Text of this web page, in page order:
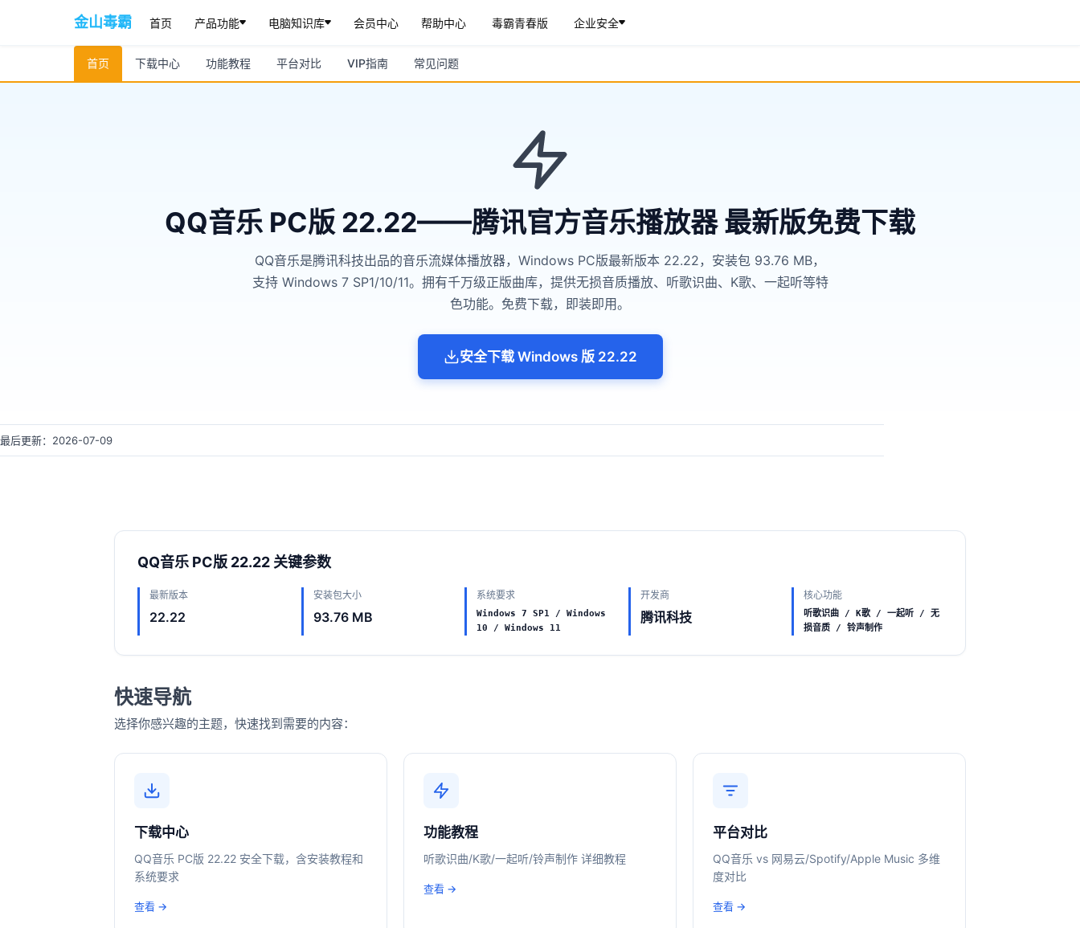
金山毒霸 首页 产品功能 电脑知识库 会员中心 帮助中心 毒霸青春版 企业安全
首页 下载中心 功能教程 平台对比 VIP指南 常见问题
QQ音乐 PC版 22.22——腾讯官方音乐播放器 最新版免费下载
QQ音乐是腾讯科技出品的音乐流媒体播放器，Windows PC版最新版本 22.22，安装包 93.76 MB，
支持 Windows 7 SP1/10/11。拥有千万级正版曲库，提供无损音质播放、听歌识曲、K歌、一起听等特
色功能。免费下载，即装即用。
安全下载 Windows 版 22.22
最后更新：2026-07-09
QQ音乐 PC版 22.22 关键参数
最新版本
22.22
安装包大小
93.76 MB
系统要求
Windows 7 SP1 / Windows
10 / Windows 11
开发商
腾讯科技
核心功能
听歌识曲 / K歌 / 一起听 / 无
损音质 / 铃声制作
快速导航
选择你感兴趣的主题，快速找到需要的内容：
下载中心
QQ音乐 PC版 22.22 安全下载，含安装教程和
系统要求
查看 →
功能教程
听歌识曲/K歌/一起听/铃声制作 详细教程
查看 →
平台对比
QQ音乐 vs 网易云/Spotify/Apple Music 多维
度对比
查看 →